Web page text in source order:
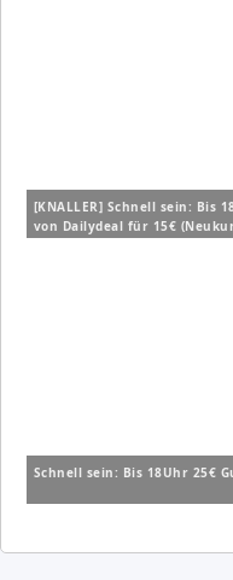
[KNALLER] Schnell sein: Bis
von Dailydeal für 15€
Schnell sein: Bis 18Uhr 25€